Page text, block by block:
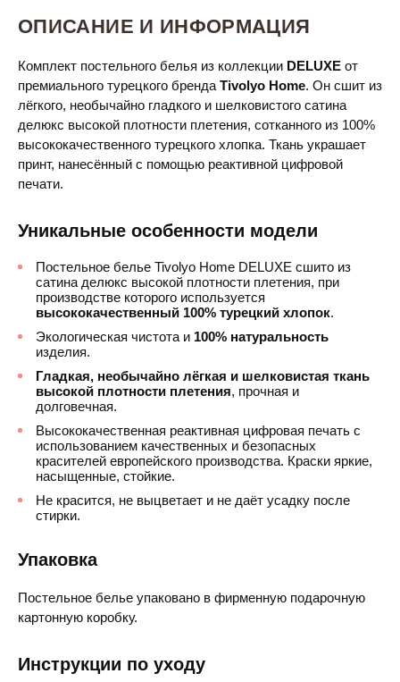
ОПИСАНИЕ И ИНФОРМАЦИЯ
Комплект постельного белья из коллекции DELUXE от
премиального турецкого бренда Tivolyo Home. Он сшит из
лёгкого, необычайно гладкого и шелковистого сатина
делюкс высокой плотности плетения, сотканного из 100%
высококачественного турецкого хлопка. Ткань украшает
принт, нанесённый с помощью реактивной цифровой
печати.
Уникальные особенности модели
Постельное белье Tivolyo Home DELUXE сшито из
сатина делюкс высокой плотности плетения, при
производстве которого используется
высококачественный 100% турецкий хлопок.
Экологическая чистота и 100% натуральность
изделия.
Гладкая, необычайно лёгкая и шелковистая ткань
высокой плотности плетения, прочная и
долговечная.
Высококачественная реактивная цифровая печать с
использованием качественных и безопасных
красителей европейского производства. Краски яркие,
насыщенные, стойкие.
Не красится, не выцветает и не даёт усадку после
стирки.
Упаковка
Постельное белье упаковано в фирменную подарочную
картонную коробку.
Инструкции по уходу